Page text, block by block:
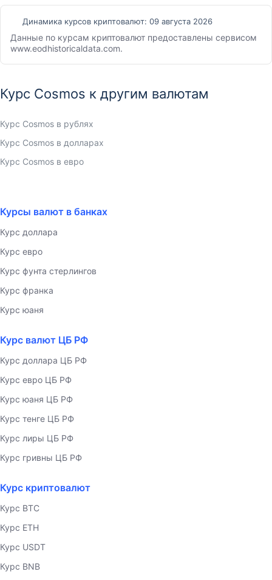
Динамика курсов криптовалют: 09 августа 2026
Данные по курсам криптовалют предоставлены сервисом
www.eodhistoricaldata.com.
Курс Cosmos к другим валютам
Курс Cosmos в рублях
Курс Cosmos в долларах
Курс Cosmos в евро
Курсы валют в банках
Курс доллара
Курс евро
Курс фунта стерлингов
Курс франка
Курс юаня
Курс валют ЦБ РФ
Курс доллара ЦБ РФ
Курс евро ЦБ РФ
Курс юаня ЦБ РФ
Курс тенге ЦБ РФ
Курс лиры ЦБ РФ
Курс гривны ЦБ РФ
Курс криптовалют
Курс BTC
Курс ETH
Курс USDT
Курс BNB